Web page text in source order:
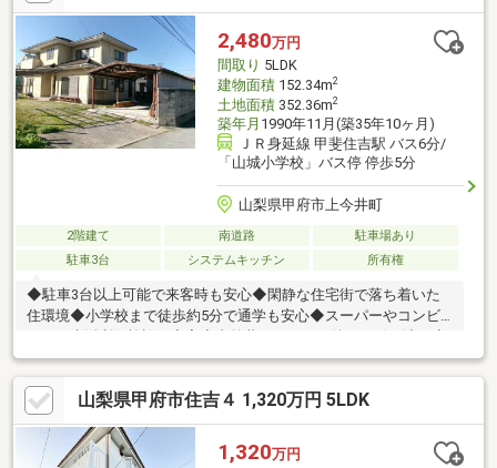
2,480万円
間取り 5LDK
建物面積152.34m2
土地面積352.36m2
築年月 1990年11月(築35年10ヶ月)
ＪＲ身延線 甲斐住吉駅 バス6分/
「山城小学校」バス停 停歩5分
山梨県甲府市上今井町
2階建て 南道路
駐車場あり
駐車3台
システムキッチン 所有権
◆駐車3台以上可能で来客時も安心◆閑静な住宅街で落ち着いた
住環境◆小学校まで徒歩約5分で通学も安心◆スーパーやコンビ
キッチン・浴室・洗面・トイレなど水回り新品で快適な新生活物
件の詳細、ご見学のご希望はお気軽にお問い合わせください！
山梨県甲府市住吉４ 1,320万円 5LDK
1,320万円